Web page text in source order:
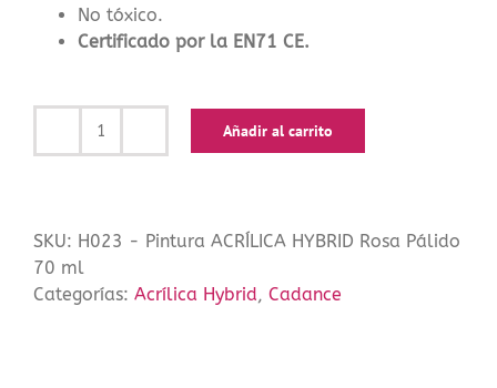
No tóxico.
Certificado por la EN71 CE.
Pintura
Pálido
ml
Añadir al carrito
SKU: H023 - Pintura ACRÍLICA HYBRID Rosa Pálido
70 ml
Categorías: Acrílica Hybrid, Cadance